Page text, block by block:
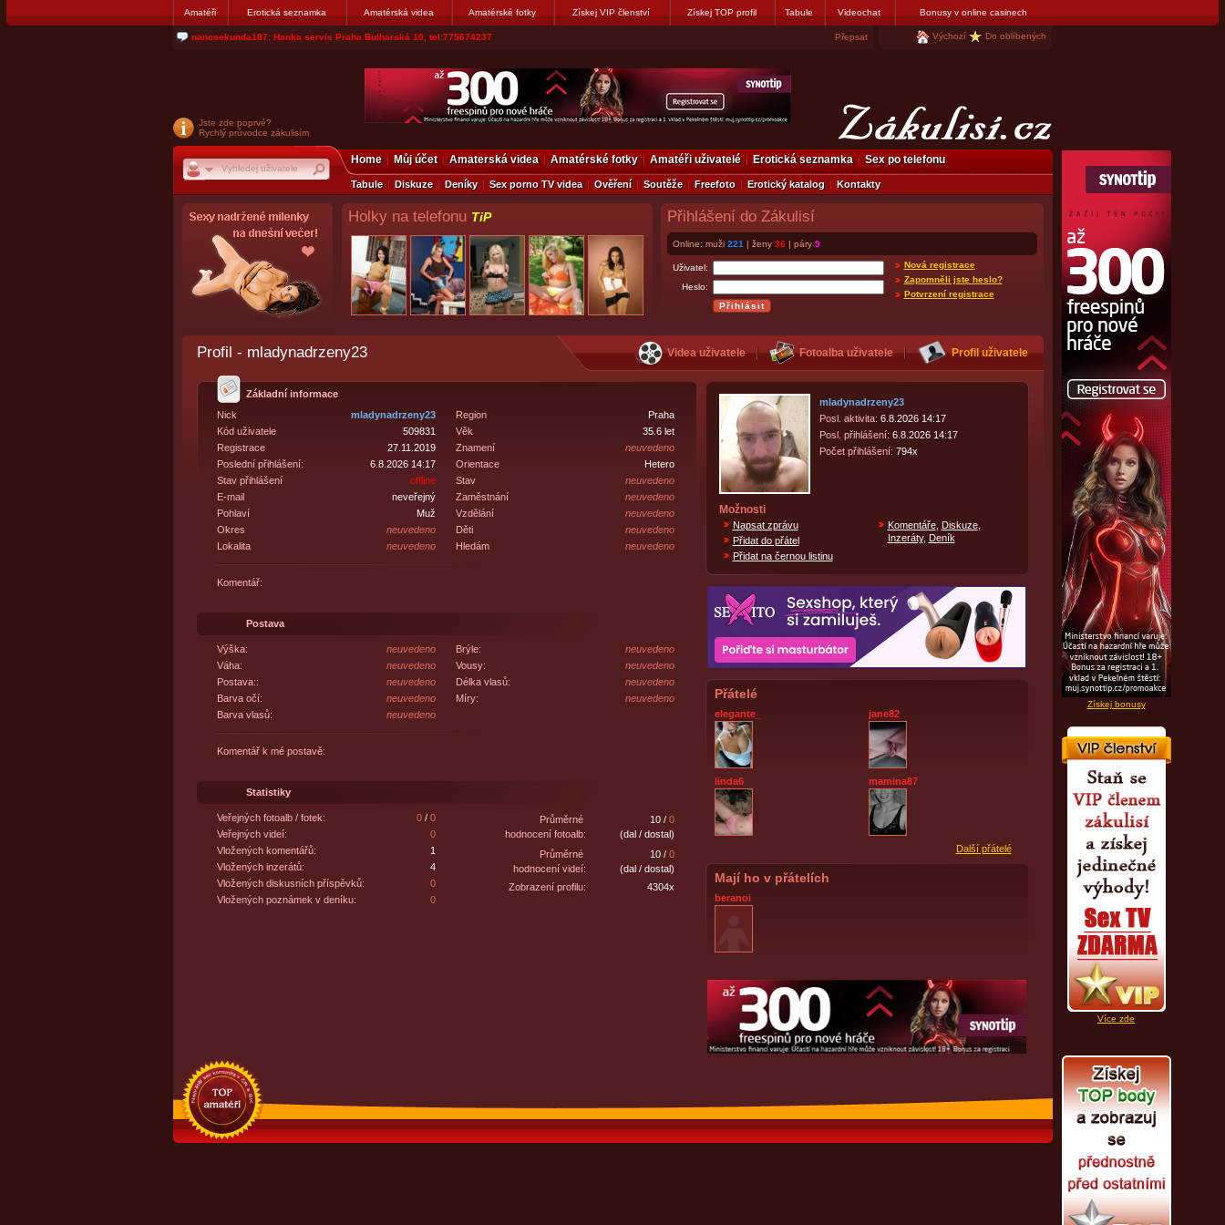
Amatéři Erotická seznamka Amatérská videa Amatérské fotky Získej VIP členství Získej TOP profil Tabule Videochat Bonusy v online casinech
nanosekunda187: Hanka servis Praha Bulharská 10, tel:775674237 Přepsat Výchozí Do oblíbených
Získej bonusy
Více zde
Jste zde poprvé?
Rychlý průvodce zákulisím
Home Můj účet Amaterská videa Amatérské fotky Amatéři uživatelé Erotická seznamka Sex po telefonu
Tabule Diskuze Deníky Sex porno TV videa Ověření Soutěže Freefoto Erotický katalog Kontakty
Holky na telefonu TiP Přihlášení do Zákulisí
Online: muži 221 | ženy 36| páry 9
Uživatel:
Heslo:
Nová registrace
Zapomněli jste heslo?
Potvrzení registrace
Profil - mladynadrzeny23 Videa uživatele Fotoalba uživatele Profil uživatele
Základní informace
Nick
mladynadrzeny23
Kód uživatele
509831
Registrace
27.11.2019
Poslední přihlášení:
6.8.2026 14:17
Stav přihlášení
offline
E-mail
neveřejný
Pohlaví
Muž
Okres
neuvedeno
Lokalita
neuvedeno
Region
Praha
Věk
35.6 let
Znamení
neuvedeno
Orientace
Hetero
Stav
neuvedeno
Zaměstnání
neuvedeno
Vzdělání
neuvedeno
Děti
neuvedeno
Hledám
neuvedeno
Komentář:
Postava
Výška:
neuvedeno
Váha:
neuvedeno
Postava::
neuvedeno
Barva očí:
neuvedeno
Barva vlasů:
neuvedeno
Brýle:
neuvedeno
Vousy:
neuvedeno
Délka vlasů:
neuvedeno
Míry:
neuvedeno
Komentář k mé postavě:
Statistiky
Veřejných fotoalb / fotek: 0/ 0
Veřejných videí:
0
Vložených komentářů:
1
Vložených inzerátů:
4
Vložených diskusních příspěvků:
0
Vložených poznámek v deníku:
0
Průměrné
hodnocení fotoalb:
10 / 0
(dal / dostal)
Průměrné
hodnocení videí:
10 / 0
(dal / dostal)
Zobrazení profilu:
4304x
mladynadrzeny23
Posl. aktivita: 6.8.2026 14:17
Posl. přihlášení: 6.8.2026 14:17
Počet přihlášení: 794x
Možnosti
Napsat zprávu
Přidat do přátel
Přidat na černou listinu
Komentáře, Diskuze,
Inzeráty, Deník
Přátelé
elegante_ jane82
linda6 mamina87
Další přátelé
Mají ho v přátelích
beranoi